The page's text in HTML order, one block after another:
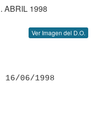
ABRIL 1998
Ver Imagen del D.O.
16/06/1998